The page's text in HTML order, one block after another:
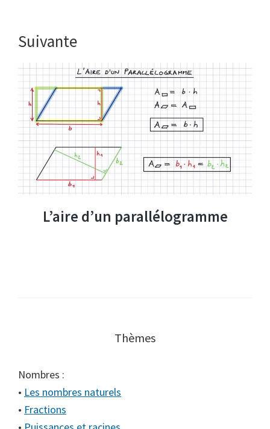
Suivante
L’aire d’un parallélogramme
Thèmes
Nombres :
• Les nombres naturels
• Fractions